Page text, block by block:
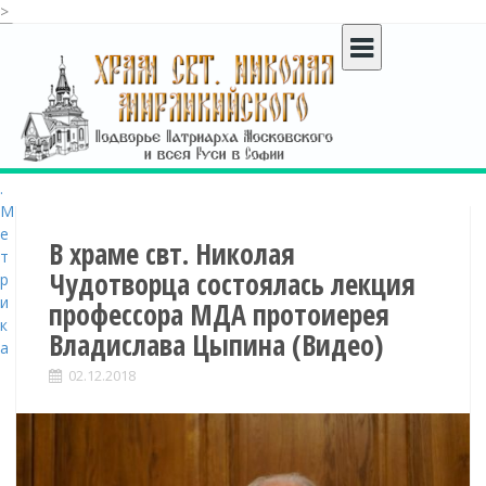
>
c
o
n
t
e
n
t
В храме свт. Николая
Чудотворца состоялась лекция
профессора МДА протоиерея
Владислава Цыпина (Видео)
02.12.2018